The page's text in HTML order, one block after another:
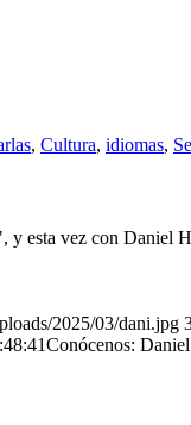
, Cultura, idiomas,
y esta vez con Daniel
2025/03/dani.jpg
Conócenos: